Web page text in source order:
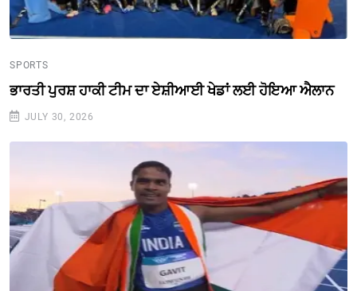
SPORTS
ਭਾਰਤੀ ਪੁਰਸ਼ ਹਾਕੀ ਟੀਮ ਦਾ ਏਸ਼ੀਆਈ ਖੇਡਾਂ ਲਈ ਹੋਇਆ ਐਲਾਨ
JULY 30, 2026